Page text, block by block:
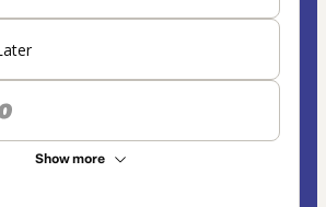
Show more